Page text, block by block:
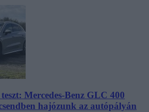
Mercedes-Benz GLC 400
hajózunk az autópályán